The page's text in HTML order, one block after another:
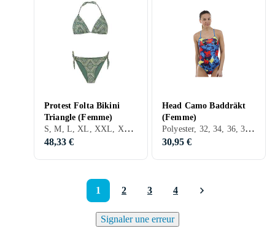
Protest Folta Bikini
Triangle (Femme)
S, M, L, XL, XXL, XS, Marron, Vert
48,33 €
Head Camo Baddräkt
(Femme)
Polyester, 32, 34, 36, 38, 40, 42, 44, 46, 48, 50, S, M, L, XL, XXL, Bleu, Rouge, Jaune, Vert, Rose, Maillot de bain
30,95 €
1 2 3 4
Signaler une erreur